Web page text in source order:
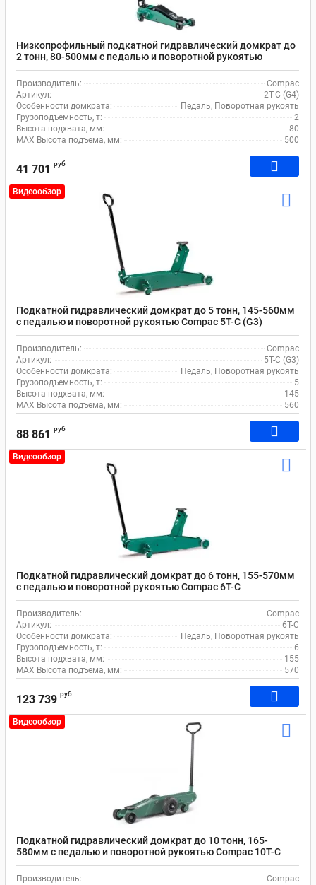
Низкопрофильный подкатной гидравлический домкрат до
2 тонн, 80-500мм с педалью и поворотной рукоятью
Compac 2T-C (G4)
Производитель:
Compac
Артикул:
2T-C (G4)
Особенности домкрата:
Педаль, Поворотная рукоять
Грузоподъемность, т:
2
Высота подхвата, мм:
80
MAX Высота подъема, мм:
500
41 701 руб
Видеообзор
Подкатной гидравлический домкрат до 5 тонн, 145-560мм
с педалью и поворотной рукоятью Compac 5T-C (G3)
Производитель:
Compac
Артикул:
5T-C (G3)
Особенности домкрата:
Педаль, Поворотная рукоять
Грузоподъемность, т:
5
Высота подхвата, мм:
145
MAX Высота подъема, мм:
560
88 861 руб
Видеообзор
Подкатной гидравлический домкрат до 6 тонн, 155-570мм
с педалью и поворотной рукоятью Compac 6T-C
Производитель:
Compac
Артикул:
6T-C
Особенности домкрата:
Педаль, Поворотная рукоять
Грузоподъемность, т:
6
Высота подхвата, мм:
155
MAX Высота подъема, мм:
570
123 739 руб
Видеообзор
Подкатной гидравлический домкрат до 10 тонн, 165-
580мм с педалью и поворотной рукоятью Compac 10T-C
(G4)
Производитель:
Compac